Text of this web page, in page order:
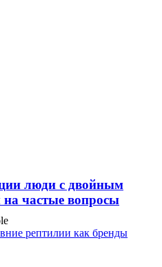
люди с двойным
частые вопросы